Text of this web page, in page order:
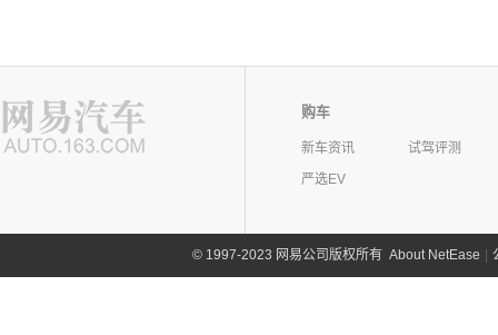
购车
新车资讯
试驾评测
严选EV
©1997-2023 网易公司版权所有 About NetEase